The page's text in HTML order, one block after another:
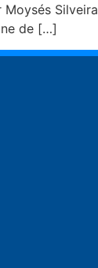
Moysés Silveira
de […]